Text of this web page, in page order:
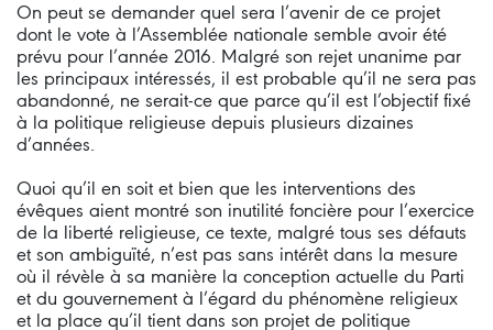
On peut se demander quel sera l’avenir de ce projet
dont le vote à l’Assemblée nationale semble avoir été
prévu pour l’année 2016. Malgré son rejet unanime par
les principaux intéressés, il est probable qu’il ne sera pas
abandonné, ne serait-ce que parce qu’il est l’objectif fixé
à la politique religieuse depuis plusieurs dizaines
d’années.
Quoi qu’il en soit et bien que les interventions des
évêques aient montré son inutilité foncière pour l’exercice
de la liberté religieuse, ce texte, malgré tous ses défauts
et son ambiguïté, n’est pas sans intérêt dans la mesure
où il révèle à sa manière la conception actuelle du Parti
et du gouvernement à l’égard du phénomène religieux
et la place qu’il tient dans son projet de politique